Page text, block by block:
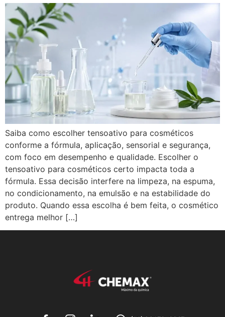
Saiba como escolher tensoativo para cosméticos
conforme a fórmula, aplicação, sensorial e segurança,
com foco em desempenho e qualidade. Escolher o
tensoativo para cosméticos certo impacta toda a
fórmula. Essa decisão interfere na limpeza, na espuma,
no condicionamento, na emulsão e na estabilidade do
produto. Quando essa escolha é bem feita, o cosmético
entrega melhor […]